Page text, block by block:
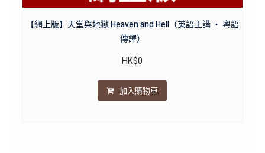
【網上版】天堂與地獄 Heaven and Hell（英語主講 ・ 粵語
傳譯）
HK$0
加入購物車